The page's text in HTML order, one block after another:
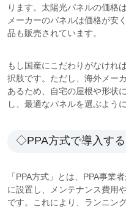
ります。太陽光パネルの価格
メーカーのパネルは価格が安
品も販売されています。
もし国産にこだわりがなけれ
択肢です。ただし、海外メー
あるため、自宅の屋根や形状
し、最適なパネルを選ぶよう
◇PPA方式で導入する
「PPA方式」とは、PPA事業
に設置し、メンテナンス費用
です。これにより、ランニン